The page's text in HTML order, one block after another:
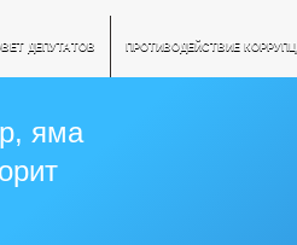
ДЕПУТАТОВ ПРОТИВОДЕЙСТВИЕ
яма